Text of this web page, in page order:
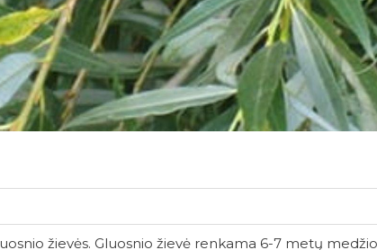
žievės. Gluosnio žievė renkama 6-7 metų